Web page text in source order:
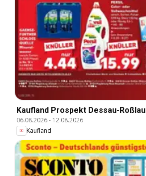
Kaufland Prospekt Dessau-Roßlau
06.08.2026- 12.08.2026
Kaufland